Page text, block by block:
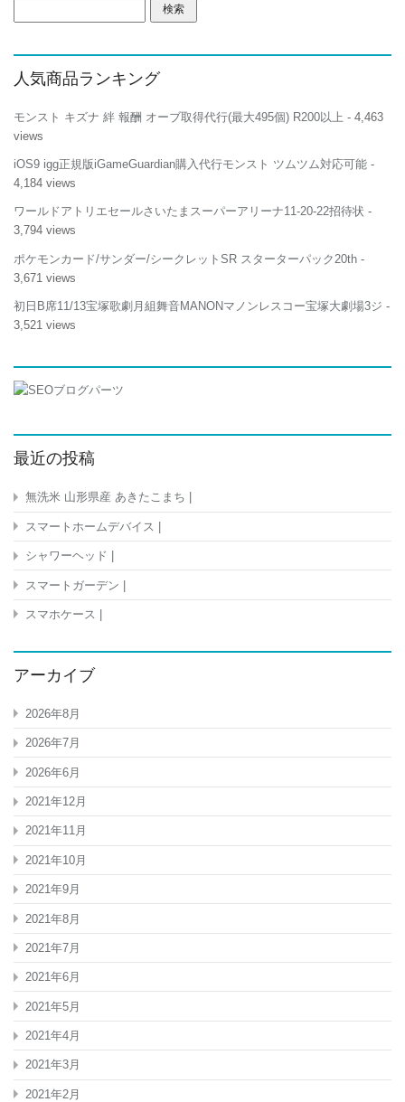
索:
人気商品ランキング
モンスト キズナ 絆 報酬 オーブ取得代行(最大495個) R200以上 - 4,463
views
iOS9 igg正規版iGameGuardian購入代行モンスト ツムツム対応可能 -
4,184 views
ワールドアトリエセールさいたまスーパーアリーナ11-20-22招待状 -
3,794 views
ポケモンカード/サンダー/シークレットSR スターターパック20th -
3,671 views
初日B席11/13宝塚歌劇月組舞音MANONマノンレスコー宝塚大劇場3ジ -
3,521 views
最近の投稿
無洗米 山形県産 あきたこまち |
スマートホームデバイス |
シャワーヘッド |
スマートガーデン |
スマホケース |
アーカイブ
2026年8月
2026年7月
2026年6月
2021年12月
2021年11月
2021年10月
2021年9月
2021年8月
2021年7月
2021年6月
2021年5月
2021年4月
2021年3月
2021年2月